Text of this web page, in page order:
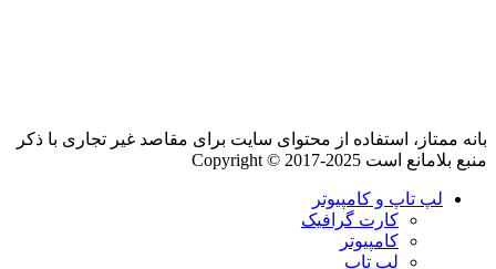
بانه ممتاز، استفاده از محتوای سایت برای مقاصد غیر تجاری با ذکر
منبع بلامانع است Copyright © 2017-2025
لپ تاپ و کامپیوتر
کارت گرافیک
کامپیوتر
لپ تاپ